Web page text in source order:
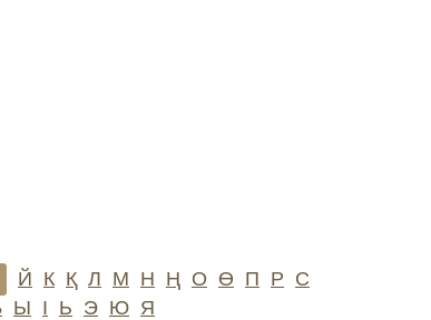
Й К Қ Л М Н Ң О Ө П Р С
Ы І Ь Э Ю Я